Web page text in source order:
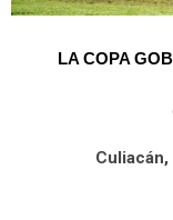
LA COPA
Culiacán, Sinaloa a 5 de octubre de 2022 | Prensa